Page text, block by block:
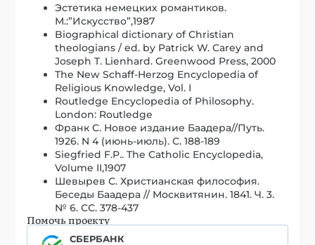
Эстетика немецких романтиков.
М.:”Искусство”,1987
Biographical dictionary of Christian
theologians / ed. by Patrick W. Carey and
Joseph T. Lienhard. Greenwood Press, 2000
The New Schaff-Herzog Encyclopedia of
Religious Knowledge, Vol. I
Routledge Encyclopedia of Philosophy.
London: Routledge
Франк С. Новое издание Баадера//Путь.
1926. N 4 (июнь-июль). С. 188-189
Siegfried F.P.. The Catholic Encyclopedia,
Volume II,1907
Шевырев С. Христианская философия.
Беседы Баадера // Москвитянин. 1841. Ч. 3.
№ 6. СС. 378-437
Помочь проекту
СБЕРБАНК